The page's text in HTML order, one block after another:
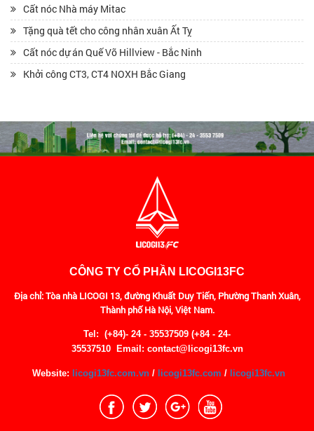
Cất nóc Nhà máy Mitac
Tặng quà tết cho công nhân xuân Ất Tỵ
Cất nóc dự án Quế Võ Hillview - Bắc Ninh
Khởi công CT3, CT4 NOXH Bắc Giang
CÔNG TY CỔ PHẦN LICOGI13FC
Địa chỉ: Tòa nhà LICOGI 13, đường Khuất Duy Tiến, Phường Thanh Xuân,
Thành phố Hà Nội, Việt Nam.
Tel: (+84)- 24 - 35537509 (+84 - 24-
35537510
Email: contact@licogi13fc.vn
Website: licogi13fc.com.vn/ licogi13fc.com / licogi13fc.vn